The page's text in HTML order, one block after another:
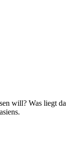
will? Was liegt